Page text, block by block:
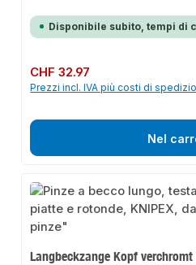
Disponibile subito, tempi di
Prezzo normale:
CHF 32.97
Prezzi incl. IVA più costi di
Nel
Langbeckzange Kopf